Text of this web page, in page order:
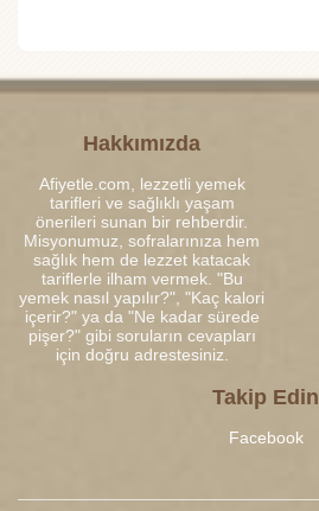
Hakkımızda
Afiyetle.com, lezzetli yemek
tarifleri ve sağlıklı yaşam
önerileri sunan bir rehberdir.
Misyonumuz, sofralarınıza hem
sağlık hem de lezzet katacak
tariflerle ilham vermek. "Bu
yemek nasıl yapılır?", "Kaç kalori
içerir?" ya da "Ne kadar sürede
pişer?" gibi soruların cevapları
için doğru adrestesiniz.
Takip Edin
Facebook